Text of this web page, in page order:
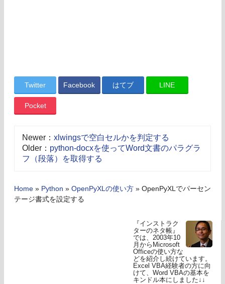
Twitter Facebook はてブ LINE
Pocket
Newer： xlwingsで空白セルかを判定する
Older： python-docxを使ってWord文書のパラグラ
フ（段落）を取得する
Home » Python » OpenPyXLの使い方 » OpenPyXLでパーセン
テージ書式を設定する
『インストラク
ターのネタ帳』
では、2003年10
月からMicrosoft
Officeの使い方な
どを紹介し続けています。
Excel VBA経験者の方に向
けて、Word VBAの基本を
キンドル本にしました↓↓